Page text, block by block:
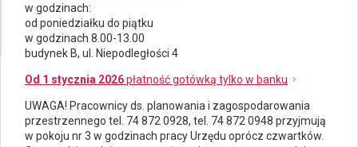
w godzinach:
od poniedziałku do piątku
w godzinach 8.00-13.00
budynek B, ul. Niepodległości 4
Od 1 stycznia 2026płatność gotówką tylko w banku
UWAGA! Pracownicy ds. planowania i zagospodarowania
przestrzennego tel. 74 872 0928, tel. 74 872 0948 przyjmują
w pokoju nr 3 w godzinach pracy Urzędu oprócz czwartków.